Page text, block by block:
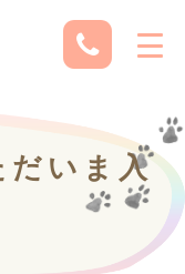
だいま入